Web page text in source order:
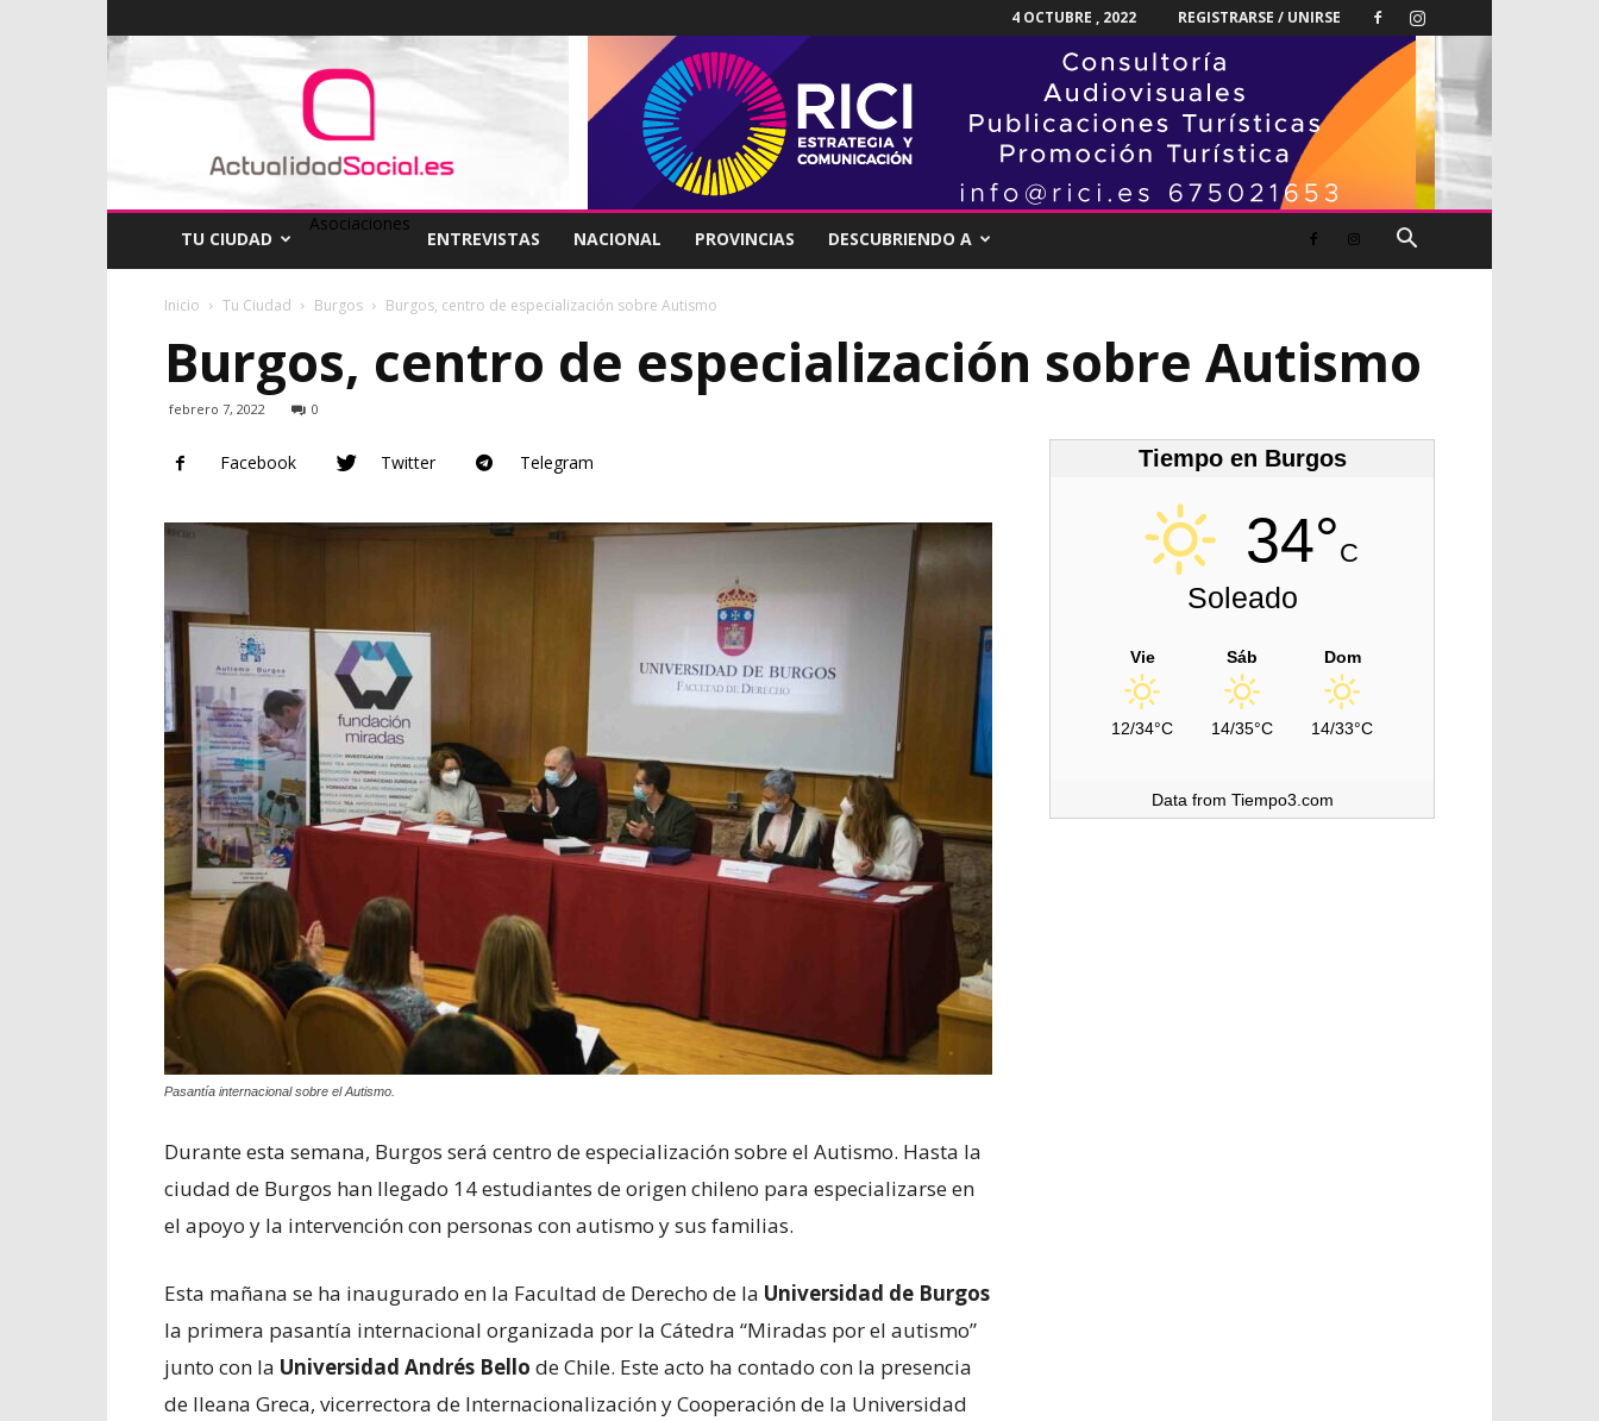
4 OCTUBRE , 2022 REGISTRARSE / UNIRSE
ActualidadSocial
TU CIUDAD
Asociaciones
ENTREVISTAS NACIONAL PROVINCIAS DESCUBRIENDO A
Inicio Tu Ciudad Burgos Burgos, centro de especialización sobre Autismo
Burgos, centro de especialización sobre Autismo
febrero 7, 2022 0
Facebook Twitter Telegram
Pasantía internacional sobre el Autismo.
Durante esta semana, Burgos será centro de especialización sobre el Autismo. Hasta la
ciudad de Burgos han llegado 14 estudiantes de origen chileno para especializarse en
el apoyo y la intervención con personas con autismo y sus familias.
Esta mañana se ha inaugurado en la Facultad de Derecho de la Universidad de Burgos
la primera pasantía internacional organizada por la Cátedra “Miradas por el autismo”
junto con la Universidad Andrés Bello de Chile. Este acto ha contado con la presencia
de Ileana Greca, vicerrectora de Internacionalización y Cooperación de la Universidad
Tiempo en Burgos
34°C
Soleado
Vie
12/34°C
Sáb
14/35°C
Dom
14/33°C
Data from Tiempo3.com